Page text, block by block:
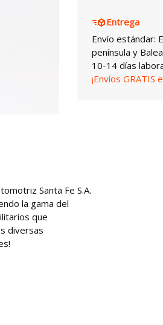
Entrega
Envío estándar:
península y
10-14 días
¡Envíos
Santa Fe S.A.
la gama del
que
diversas